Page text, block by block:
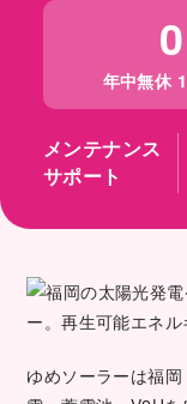
年中無休
メンテナンス
サポート
ゆめソーラーは福